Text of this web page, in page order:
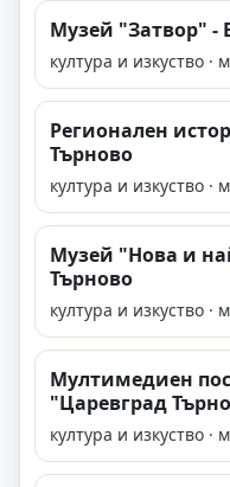
Музей "Затвор" -
култура и изкуство ·
Регионален
Търново
култура и изкуство ·
Музей "Нова и
Търново
култура и изкуство ·
Мултимедиен
"Царевград
култура и изкуство ·